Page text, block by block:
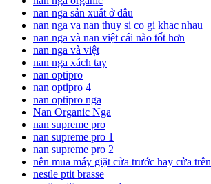
nan nga sản xuất ở đâu
nan nga va nan thuy si co gi khac nhau
nan nga và nan việt cái nào tốt hơn
nan nga và việt
nan nga xách tay
nan optipro
nan optipro 4
nan optipro nga
Nan Organic Nga
nan supreme pro
nan supreme pro 1
nan supreme pro 2
nên mua máy giặt cửa trước hay cửa trên
nestle ptit brasse